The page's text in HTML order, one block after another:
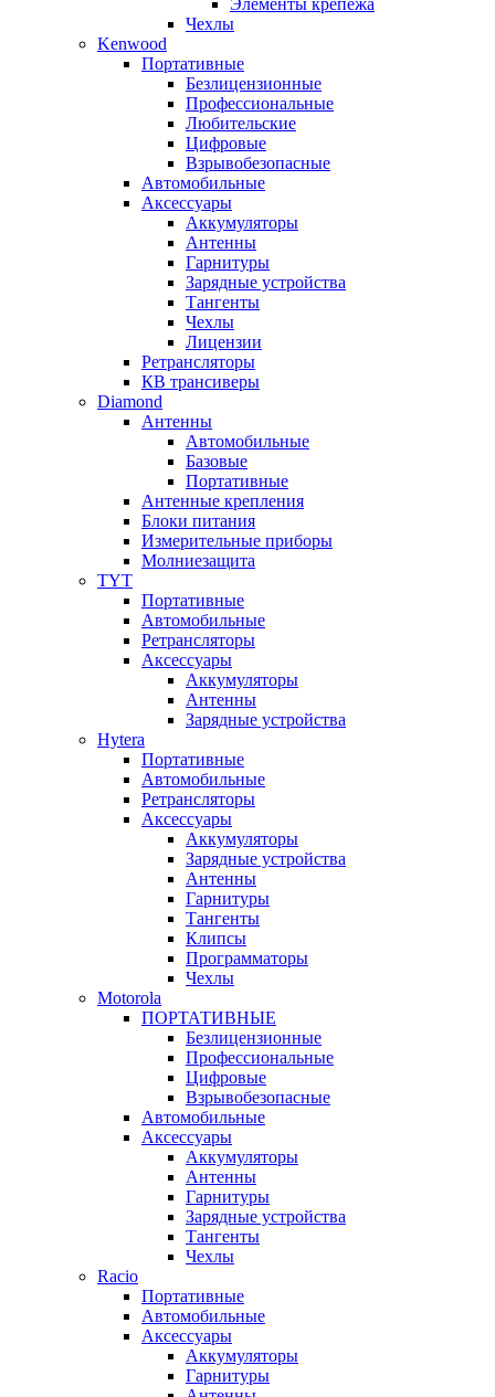
Чехлы
Kenwood
Портативные
Безлицензионные
Профессиональные
Любительские
Цифровые
Взрывобезопасные
Автомобильные
Аксессуары
Аккумуляторы
Антенны
Гарнитуры
Зарядные устройства
Тангенты
Чехлы
Лицензии
Ретрансляторы
КВ трансиверы
Diamond
Антенны
Автомобильные
Базовые
Портативные
Антенные крепления
Блоки питания
Измерительные приборы
Молниезащита
TYT
Портативные
Автомобильные
Ретрансляторы
Аксессуары
Аккумуляторы
Антенны
Зарядные устройства
Hytera
Портативные
Автомобильные
Ретрансляторы
Аксессуары
Аккумуляторы
Зарядные устройства
Антенны
Гарнитуры
Тангенты
Клипсы
Программаторы
Чехлы
Motorola
ПОРТАТИВНЫЕ
Безлицензионные
Профессиональные
Цифровые
Взрывобезопасные
Автомобильные
Аксессуары
Аккумуляторы
Антенны
Гарнитуры
Зарядные устройства
Тангенты
Чехлы
Racio
Портативные
Автомобильные
Аксессуары
Аккумуляторы
Гарнитуры